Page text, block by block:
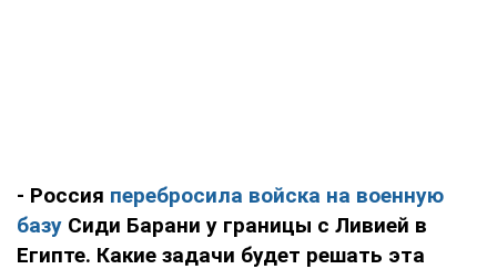
- Россия перебросила войска на военную
базу Сиди Барани у границы с Ливией в
Египте. Какие задачи будет решать эта